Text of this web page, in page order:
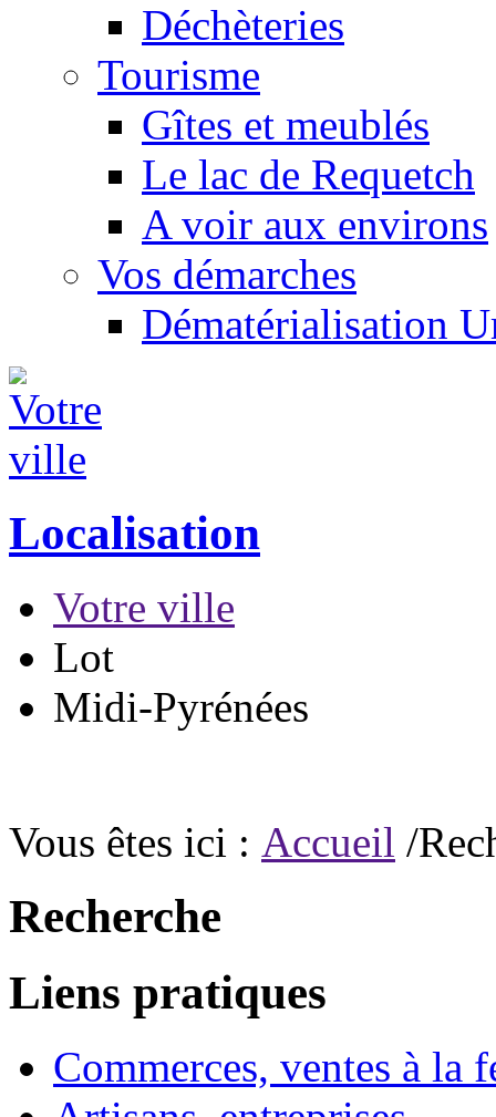
Déchèteries
Tourisme
Gîtes et meublés
Le lac de Requetch
A voir aux environs
Vos démarches
Dématérialisation
Localisation
Votre ville
Lot
Midi-Pyrénées
Vous êtes ici : Accueil /
Recherche
Liens pratiques
Commerces, ventes à la